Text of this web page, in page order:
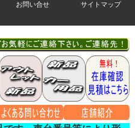
お問い合せ サイトマップ